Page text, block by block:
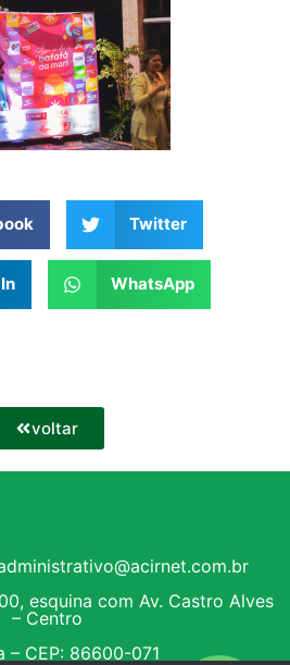
Twitter
WhatsApp
voltar
esquina com Av. Castro Alves
– Centro
– CEP: 86600-071